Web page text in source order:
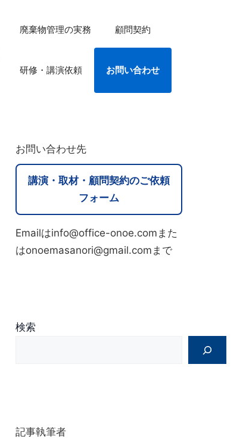
廃棄物管理の実務 顧問契約
研修・講演依頼 お問い合わせ
お問い合わせ先
講演・取材・顧問契約のご依頼
フォーム
Emailはinfo@office-onoe.comまた
はonoemasanori@gmail.comまで
検索
記事執筆者